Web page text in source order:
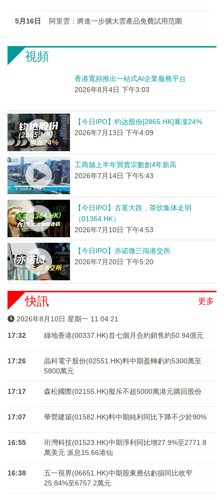
5月16日 阿里雲：將進一步擴大雲產品免費試用范圍
視頻
香港寬頻推出一站式AI企業服務平台
2026年8月4日 下午3:03
【今日IPO】钧达股份[2865.HK]暴涨24%
2026年7月13日 下午4:09
工商舖上半年買賣宗數創4年新高
2026年7月14日 下午5:43
【今日IPO】古茗大跌，茶饮集体走弱
（01364.HK）
2026年7月10日 下午4:53
【今日IPO】亦诺微三闯港交所
2026年7月20日 下午5:20
更多
快訊
2026年8月10日 星期一 11:04:21
17:32 綠地香港(00337.HK)首七個月合約銷售約50.94億元
17:26
晶科電子股份(02551.HK)料中期盈轉虧約5300萬至
5800萬元
17:17 森松國際(02155.HK)擬斥不超5000萬港元購回股份
17:07 華營建築(01582.HK)料中期純利同比下降不少於90%
16:55
珩灣科技(01523.HK)中期淨利同比增27.9%至2771.8
萬美元 派息15.66港仙
16:38
五一視界(06651.HK)中期股東應佔虧損同比收窄
25.84%至6757.2萬元